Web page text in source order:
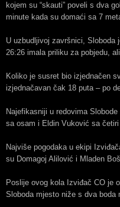
kojem su “skauti” poveli s dva
minute kada su domaći sa 7
U uzbudljivoj završnici, Sloboda
26:26 imala priliku za pobjedu,
Koliko je susret bio izjednačen
izjednačavan čak 18 puta – po
Najefikasniji u redovima
sa osam i Eldin Vuković sa
Najviše pogodaka u ekipi
su Domagoj Alilović i Mladen
Poslije ovog kola Izviđač CO je
Sloboda mjesto niže s dva boda